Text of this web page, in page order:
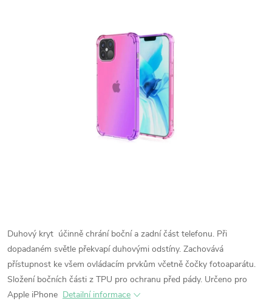
Duhový kryt účinně chrání boční a zadní část telefonu. Při
dopadaném světle překvapí duhovými odstíny. Zachovává
přístupnost ke všem ovládacím prvkům včetně čočky fotoaparátu.
Složení bočních části z TPU pro ochranu před pády. Určeno pro
Apple iPhone Detailní informace